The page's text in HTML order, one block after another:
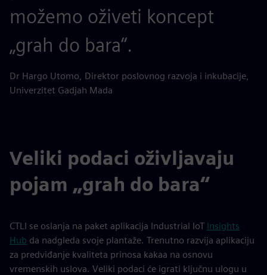
možemo oživeti koncept
„grah do bara“.
Dr Hargo Utomo, Direktor poslovnog razvoja i inkubacije,
Univerzitet Gadjah Mada
Veliki podaci oživljavaju
pojam „grah do bara“
CTLI se oslanja na paket aplikacija Industrial IoT Insights
Hub da nadgleda svoje plantaže. Trenutno razvija aplikaciju
za predviđanje kvaliteta prinosa kakaa na osnovu
vremenskih uslova. Veliki podaci će igrati ključnu ulogu u